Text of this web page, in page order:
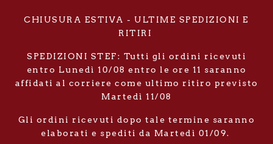
CHIUSURA ESTIVA - ULTIME SPEDIZIONI E
RITIRI
SPEDIZIONI STEF: Tutti gli ordini ricevuti
entro Lunedì 10/08 entro le ore 11 saranno
affidati al corriere come ultimo ritiro previsto
Martedì 11/08
Gli ordini ricevuti dopo tale termine saranno
elaborati e spediti da Martedì 01/09.